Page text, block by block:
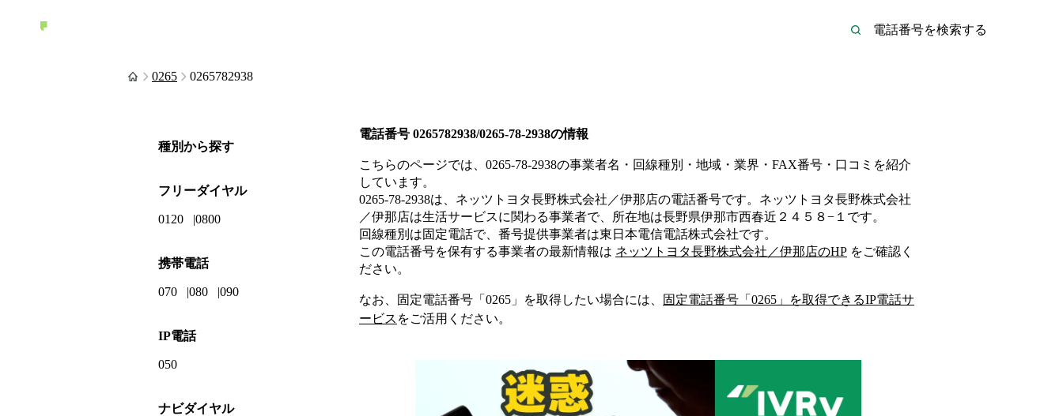
0265 0265782938
電話番号 0265782938/0265-78-2938の情報
こちらのページでは、 0265-78-2938の事業者名・回線種別・地域・業界・FAX番号・口コミを紹介
しています。
0265-78-2938は、 ネッツトヨタ長野株式会社／伊那店の電話番号です。 ネッツトヨタ長野株式会社
／伊那店は生活サービスに関わる事業者で、所在地は長野県伊那市西春近２４５８−１ です。
回線種別は固定電話で、番号提供事業者は東日本電信電話株式会社です。
この電話番号を保有する事業者の最新情報は ネッツトヨタ長野株式会社／伊那店のHP をご確認く
ださい。
なお、固定電話番号「 0265 」を取得したい場合には、 固定電話番号「 0265 」を取得できるIP電話サ
ービス をご活用ください。
種別から探す
フリーダイヤル
0120 0800
携帯電話
070 080 090
IP電話
050
ナビダイヤル